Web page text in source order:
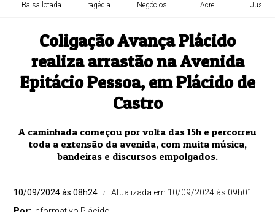
Balsa lotada Tragédia Negócios Acre Justiça
Coligação Avança Plácido
realiza arrastão na Avenida
Epitácio Pessoa, em Plácido de
Castro
A caminhada começou por volta das 15h e percorreu
toda a extensão da avenida, com muita música,
bandeiras e discursos empolgados.
10/09/2024 às 08h24
Atualizada em 10/09/2024 às 09h01